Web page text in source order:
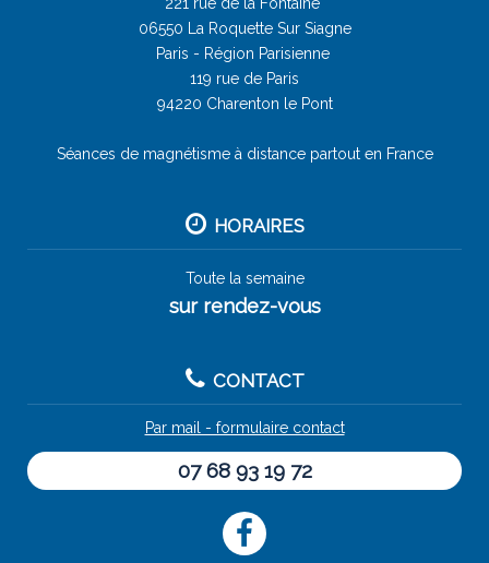
06550 La Roquette Sur Siagne
Paris - Région Parisienne
119 rue de Paris
94220 Charenton le Pont
Séances de magnétisme à distance partout en France
HORAIRES
Toute la semaine
sur rendez-vous
CONTACT
Par mail - formulaire contact
07 68 93 19 72